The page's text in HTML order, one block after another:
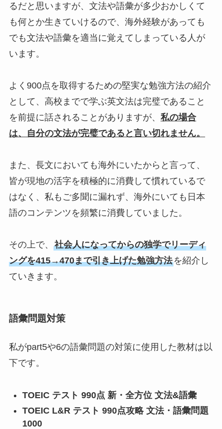
るだと思いますが、文法や語彙が多少おかしくて
も何とか生きていけるので、海外経験があっても
でも文法や語彙を適当に覚えてしまっている人が
います。
よく900点を取得するための堅実な勉強方法の紹介
として、高校までで学ぶ英文法は完璧であること
を前提に話されることがありますが、 私の場合
は、自分の文法が完璧であると言い切れません。
また、長文においても海外にいたからと言って、
皆が現地の活字を積極的に消費して慣れているで
はなく、私もご多聞に漏れず、海外にいても日本
語のコンテンツを頻繁に消費していました。
その上で、 社会人になってからの独学でリーディ
ングを415→470まで引き上げた勉強方法を紹介し
ていきます。
語彙問題対策
私がpart5や6の語彙問題の対策に使用した教材は以
下です。
TOEIC テスト 990点 新・全方位 文法&語彙
TOEIC L&R テスト 990点攻略 文法・語彙問題
1000